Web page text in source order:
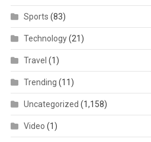
Sports (83)
Technology(21)
Travel (1)
Trending (11)
Uncategorized (1,158)
Video (1)